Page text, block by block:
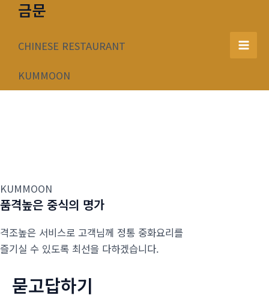
너
금문
CHINESE RESTAURANT
KUMMOON
Main
KUMMOON
품격높은 중식의 명가
격조높은 서비스로 고객님께 정통 중화요리를
즐기실 수 있도록 최선을 다하겠습니다.
묻고답하기